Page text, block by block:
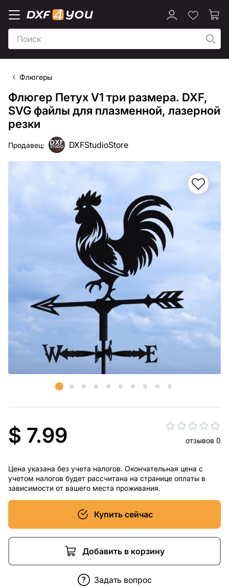
Флюгеры
Флюгер Петух V1 три размера. DXF,
SVG файлы для плазменной, лазерной
резки
Продавец: DXFStudioStore
$ 7.99 отзывов 0
Цена указана без учета налогов. Окончательная цена с
учетом налогов будет рассчитана на странице оплаты в
зависимости от вашего места проживания.
Купить сейчас
Добавить в корзину
Задать вопрос